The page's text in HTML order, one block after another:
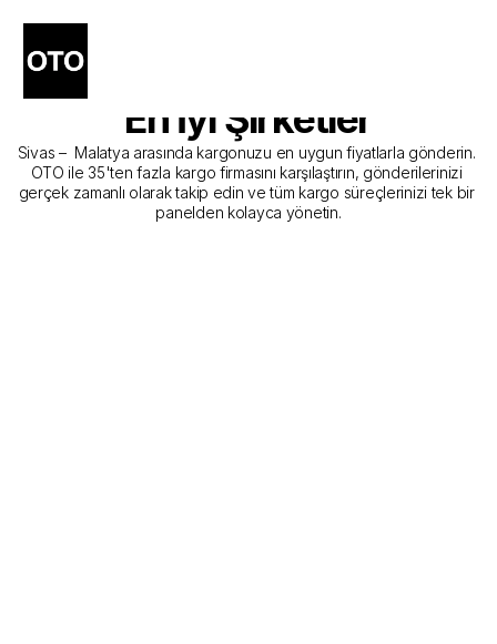
Sivas - Malatya Kargo
Gönderim Hizmeti Sunan
En İyi Şirketler
Sivas –  Malatya arasında kargonuzu en uygun fiyatlarla gönderin.
OTO ile 35'ten fazla kargo firmasını karşılaştırın, gönderilerinizi
gerçek zamanlı olarak takip edin ve tüm kargo süreçlerinizi tek bir
panelden kolayca yönetin.